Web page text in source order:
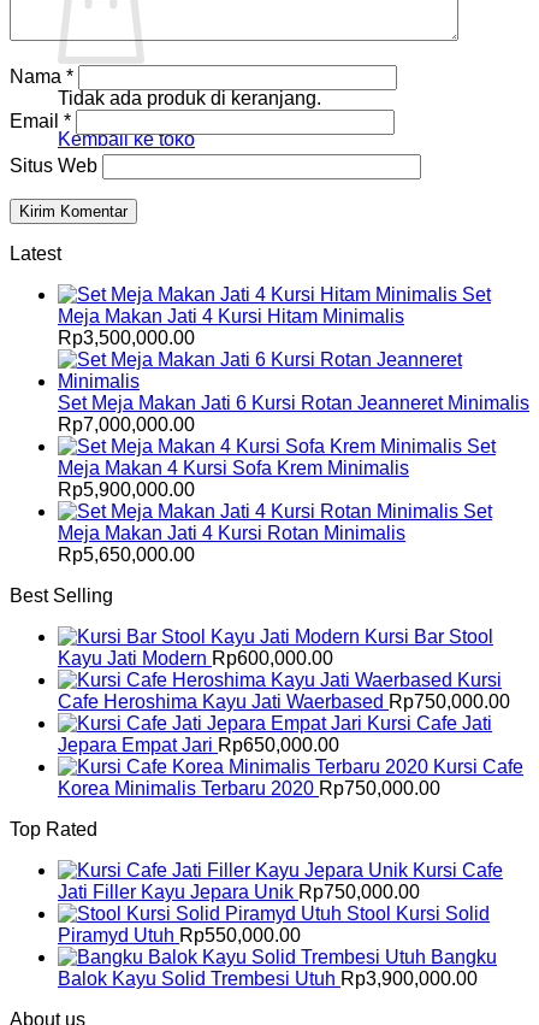
Tidak ada produk di keranjang.
Kembali ke toko
Nama *
Email *
Situs Web
Latest
Set
Meja Makan Jati 4 Kursi Hitam Minimalis
Rp3,500,000.00
Set Meja Makan Jati 6 Kursi Rotan Jeanneret Minimalis
Rp7,000,000.00
Set
Meja Makan 4 Kursi Sofa Krem Minimalis
Rp5,900,000.00
Set
Meja Makan Jati 4 Kursi Rotan Minimalis
Rp5,650,000.00
Best Selling
Kursi Bar Stool
Kayu Jati Modern Rp600,000.00
Kursi
Cafe Heroshima Kayu Jati Waerbased Rp750,000.00
Kursi Cafe Jati
Jepara Empat Jari Rp650,000.00
Kursi Cafe
Korea Minimalis Terbaru 2020 Rp750,000.00
Top Rated
Kursi Cafe
Jati Filler Kayu Jepara Unik Rp750,000.00
Stool Kursi Solid
Piramyd Utuh Rp550,000.00
Bangku
Balok Kayu Solid Trembesi Utuh Rp3,900,000.00
About us